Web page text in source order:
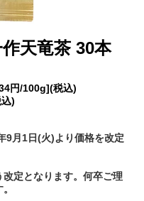
天竜茶 30本
円/100g](税込)
)
9月1日(火)より価格を改定
定となります。何卒ご理